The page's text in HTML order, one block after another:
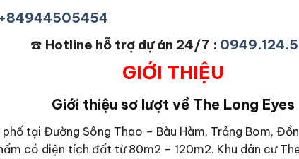
☎️ Hotline hỗ trợ dự án 24/7 :
GIỚI THIỆU
Giới thiệu sơ lượt về The Long Eyes
tại Đường Sông Thao – Bàu Hàm, Trảng Bom,
có diện tích đất từ 80m2 – 120m2. Khu dân cư